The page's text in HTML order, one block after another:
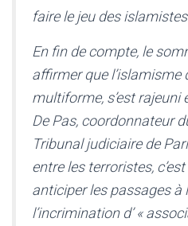
faire le jeu des islamistes
En fin de compte, le
affirmer que l’islamisme
multiforme, s’est rajeuni
De Pas, coordonnateur
Tribunal judiciaire de
entre les terroristes,
anticiper les passages à
l’incrimination d’ «